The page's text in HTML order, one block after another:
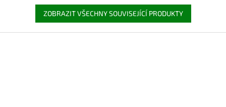
ZOBRAZIT VŠECHNY SOUVISEJÍCÍ PRODUKTY